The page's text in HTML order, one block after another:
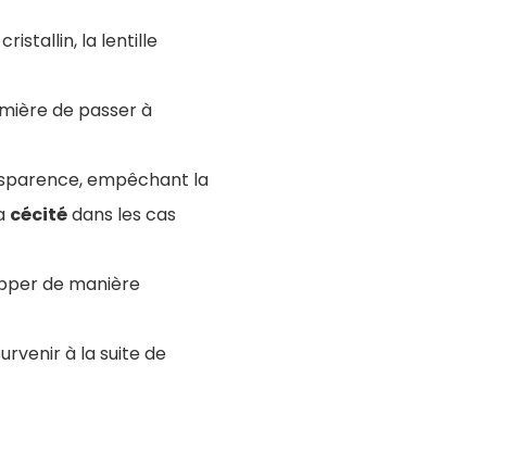
la lentille
de passer à
empêchant la
cécitédans les cas
de manière
à la suite de